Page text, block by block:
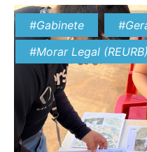
reconhecida pelo
pelo Ministério do […]
#Gabinete
#Morar Legal (REURB)